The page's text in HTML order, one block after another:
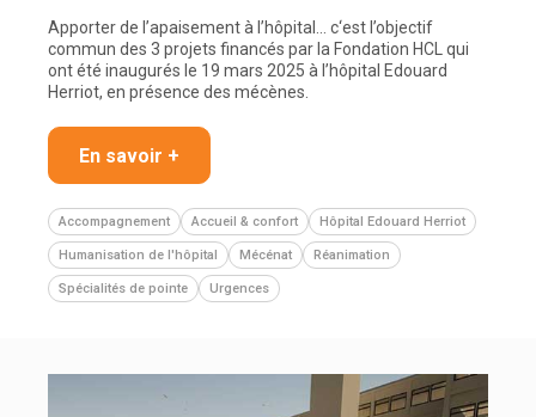
Apporter de l’apaisement à l’hôpital… c‘est l’objectif
commun des 3 projets financés par la Fondation HCL qui
ont été inaugurés le 19 mars 2025 à l’hôpital Edouard
Herriot, en présence des mécènes.
En savoir +
Accompagnement Accueil & confort Hôpital Edouard Herriot
Humanisation de l'hôpital Mécénat Réanimation
Spécialités de pointe Urgences